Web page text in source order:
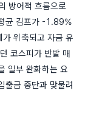
방어적 흐름으로
균 김프가 -1.89%
위축되고 자금 유
코스피가 반발 매
일부 완화하는 요
출금 중단과 맞물려